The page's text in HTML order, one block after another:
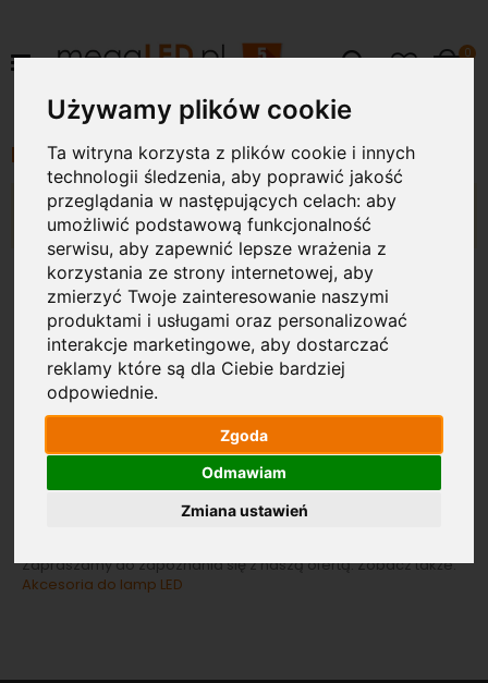
Używamy plików cookie
Ta witryna korzysta z plików cookie i innych
technologii śledzenia, aby poprawić jakość
przeglądania w następujących celach:aby
umożliwić podstawową funkcjonalność
serwisu,aby zapewnić lepsze wrażenia z
korzystania ze strony internetowej,aby
zmierzyć Twoje zainteresowanie naszymi
produktami i usługami oraz personalizować
interakcje marketingowe,aby dostarczać
reklamy które są dla Ciebie bardziej
odpowiednie.
Zgoda
Odmawiam
Zmiana ustawień
Szukaj 0
LATARKI LED
Nie możemy odnaleźć pasujących produktów do
zaznaczenia.
Latarki LED cechują się niezwykłą wydajnością. Ich solidnie
wykonana obudowa jest gwarancją stabilnej pracy nawet w
ciężkich warunkach. Dostępne w tej kategorii latarki spełniają
normę IPX4 wodoszczelności. Są wygodne i poręczne.
Jednocześnie energooszczędne i wydajne diody LED
gwarantują długi czas użytkowania. Latarki LED producenta
Varta wykonane są z gumy, która amortyzuje wszelkie
wstrząsy i upadki. Mają również możliwość pracy w dwóch
różnych trybach. Szeroka gama latarek LED dostępnych w
naszym sklepie internetowym zapewnia niezwykle
komfortowe użytkowanie. Asortyment różni się od siebie pod
względem kształtu, barwy światła oraz funkcjonalności. Dzięki
Zapraszamy do zapoznania się z naszą ofertą. Zobacz także:
Akcesoria do lamp LED